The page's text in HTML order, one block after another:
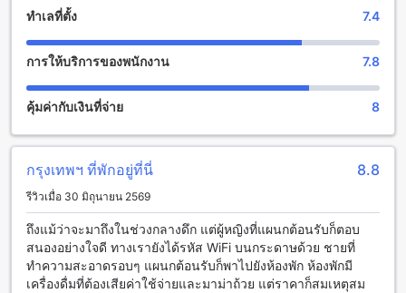
คุณภาพสูงให้คุณเลือกใช้บริการอีกด้วย นอกจากนี้ยังมีร้านขาย
สิ่งอำนวยความสะดวกสำหรับกีฬาและการออกกำลังกายที่
สุวรรณภูมิ โอเรียนตัล รีสอร์ต มีสิ่งอำนวยความสะดวกที่ยอดเยี่ยม
สำหรับผู้ที่ต้องการออกกำลังกายและเล่นกีฬา สำหรับผู้ที่ต้องการ
สามารถฝึกฝนร่างกายได้ตลอด 24 ชั่วโมงตลอดสัปดาห์ นอกจาก
นี้ยังมีบอร์ดดาร์ท (Dart Board) เพื่อให้ผู้เข้าพักสามารถสนุกกับ
การเล่นเกมดาร์ทได้อีกด้วย และที่สำคัญคือทั้งฟิตเนสเซ็นเตอร์
และบอร์ดดาร์ท (Dart Board) สามารถใช้บริการได้ฟรีสำหรับผู้
เข้าพักทุกคน
ความสะดวกสบายที่สุวรรณภูมิ โอเรียนตัล รีสอร์ต
ทำเลที่ตั้ง 7.4
การให้บริการของพนักงาน 7.8
คุ้มค่ากับเงินที่จ่าย 8
กรุงเทพฯ ที่พักอยู่ที่นี่ 8.8
รีวิวเมื่อ 30 มิถุนายน 2569
ถึงแม้ว่าจะมาถึงในช่วงกลางดึก แต่ผู้หญิงที่แผนกต้อนรับก็ตอบ
สนองอย่างใจดี ทางเรายังได้รหัส WiFi บนกระดาษด้วย ชายที่
ทำความสะอาดรอบๆ แผนกต้อนรับก็พาไปยังห้องพัก ห้องพักมี
เครื่องดื่มที่ต้องเสียค่าใช้จ่ายและมาม่าถ้วย แต่ราคาก็สมเหตุสม